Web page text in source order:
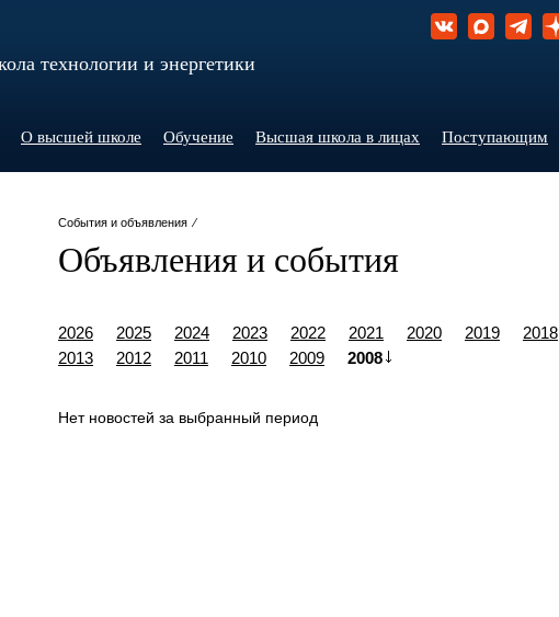
технологии и энергетики
О высшей школе Обучение Высшая школа в лицах Поступающим
События и объявления ⁄
Объявления и события
2026 2025 2024 2023 2022 2021 2020 2019 2018
2013
2012 2011 2010 2009 2008
Нет новостей за выбранный период